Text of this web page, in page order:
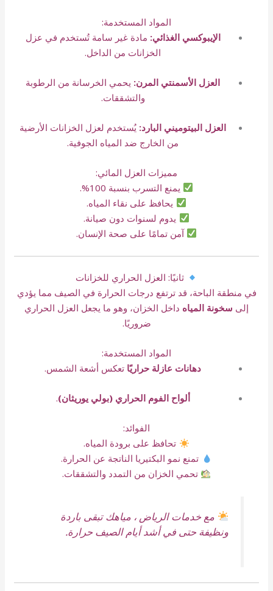
المواد المستخدمة:
الإيبوكسي الغذائي: مادة غير سامة تُستخدم في عزل
الخزانات من الداخل.
العزل الأسمنتي المرن: يحمي الخرسانة من الرطوبة
والتشققات.
العزل البيتوميني البارد: يُستخدم لعزل الخزانات الأرضية
من الخارج ضد المياه الجوفية.
مميزات العزل المائي:
يمنع التسرب بنسبة 100%.
يحافظ على نقاء المياه.
يدوم لسنوات دون صيانة.
آمن تمامًا على صحة الإنسان.
ثانيًا: العزل الحراري للخزانات
في منطقة الباحة، قد ترتفع درجات الحرارة في الصيف مما يؤدي
إلى سخونة المياه داخل الخزان، وهو ما يجعل العزل الحراري
ضروريًا.
المواد المستخدمة:
دهانات عازلة حراريًا تعكس أشعة الشمس.
ألواح الفوم الحراري (بولي يوريثان).
الفوائد:
تحافظ على برودة المياه.
تمنع نمو البكتيريا الناتجة عن الحرارة.
تحمي الخزان من التمدد والتشققات.
مع خدمات الرياض ، مياهك تبقى باردة
ونظيفة حتى في أشد أيام الصيف حرارة.